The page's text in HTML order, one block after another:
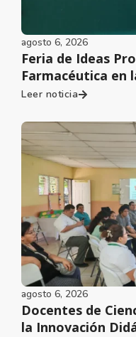
agosto 6, 2026
Feria de Ideas
Farmacéutica en
Leer noticia
agosto 6, 2026
Docentes de
la Innovación